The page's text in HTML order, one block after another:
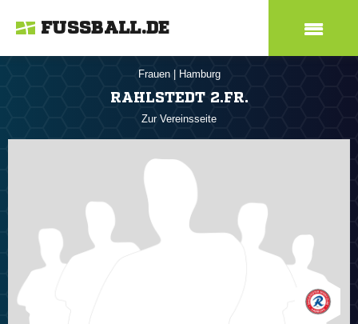
FUSSBALL.DE
Frauen Hamburg
RAHLSTEDT 2.FR.
Zur Vereinsseite